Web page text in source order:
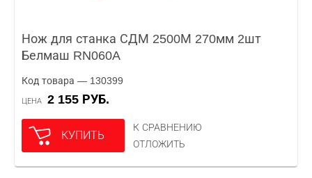
Нож для станка СДМ 2500М 270мм 2шт
Белмаш RN060A
Код товара — 130399
ЦЕНА 2 155 РУБ.
КУПИТЬ
К СРАВНЕНИЮ
ОТЛОЖИТЬ